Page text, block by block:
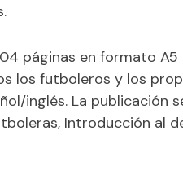
páginas en formato
los futboleros y los
inglés. La publicación
Introducción al